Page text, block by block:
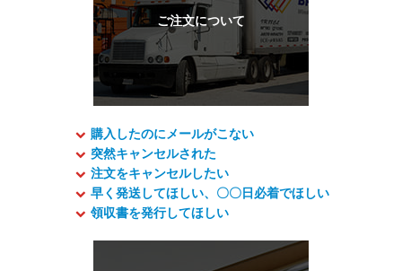
購入したのにメールがこない
突然キャンセルされた
注文をキャンセルしたい
早く発送してほしい、〇〇日必着でほしい
領収書を発行してほしい